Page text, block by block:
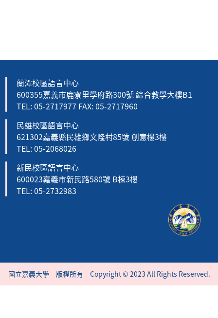
蘭潭校區語言中心
600355嘉義市鹿寮里學府路300號 綜合教學大樓B1
TEL: 05-2717977 FAX: 05-2717960
民雄校區語言中心
621302嘉義縣民雄鄉文隆村85號 創意樓3樓
TEL: 05-2068026
新民校區語言中心
600023嘉義市新民路580號 B棟3樓
TEL: 05-2732983
國立嘉義大學 版權所有 Copyright © 2023 All Rights Reserved.